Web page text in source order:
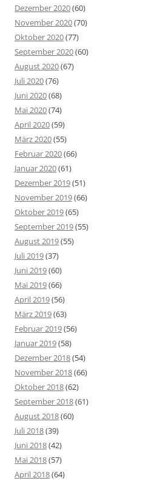
Dezember 2020(60)
November 2020(70)
Oktober 2020(77)
September 2020(60)
August 2020(67)
Juli 2020(76)
Juni 2020(68)
Mai 2020(74)
April 2020(59)
März 2020(55)
Februar 2020(66)
Januar 2020(61)
Dezember 2019(51)
November 2019(66)
Oktober 2019(65)
September 2019(55)
August 2019(55)
Juli 2019(37)
Juni 2019(60)
Mai 2019(66)
April 2019(56)
März 2019(63)
Februar 2019(56)
Januar 2019(58)
Dezember 2018(54)
November 2018(66)
Oktober 2018(62)
September 2018(61)
August 2018(60)
Juli 2018(39)
Juni 2018(42)
Mai 2018(57)
April 2018(64)